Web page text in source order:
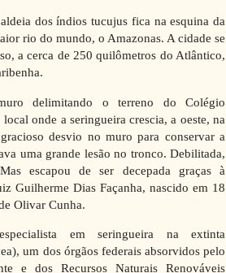
dos índios tucujus fica na esquina da
rio do mundo, o Amazonas. A cidade se
a cerca de 250 quilômetros do Atlântico,
delimitando o terreno do Colégio
onde a seringueira crescia, a oeste, na
desvio no muro para conservar a
uma grande lesão no tronco. Debilitada,
escapou de ser decepada graças à
Guilherme Dias Façanha, nascido em 18
Olivar Cunha.
em seringueira na extinta
um dos órgãos federais absorvidos pelo
e dos Recursos Naturais Renováveis